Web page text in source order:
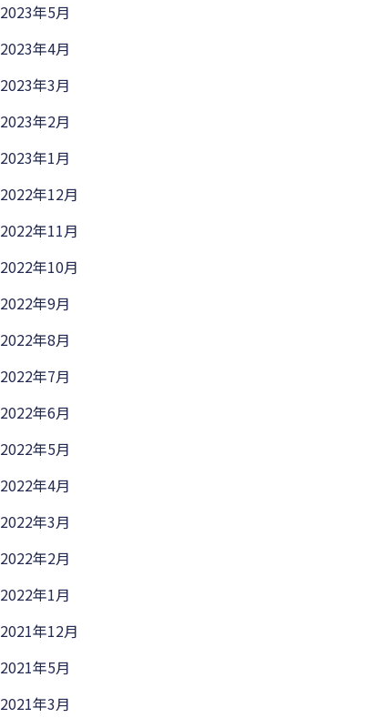
2023年5月
2023年4月
2023年3月
2023年2月
2023年1月
2022年12月
2022年11月
2022年10月
2022年9月
2022年8月
2022年7月
2022年6月
2022年5月
2022年4月
2022年3月
2022年2月
2022年1月
2021年12月
2021年5月
2021年3月